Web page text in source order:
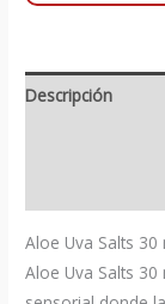
Descripción
Aloe Uva Salts
Aloe Uva Salts